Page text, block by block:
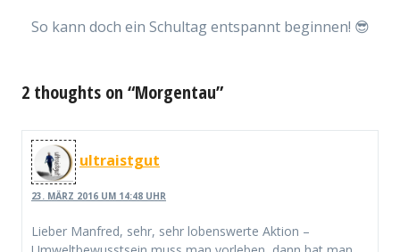
So kann doch ein Schultag entspannt beginnen! 😎
2 thoughts on “Morgentau”
ultraistgut
23. MÄRZ 2016 UM 14:48 UHR
Lieber Manfred, sehr, sehr lobenswerte Aktion –